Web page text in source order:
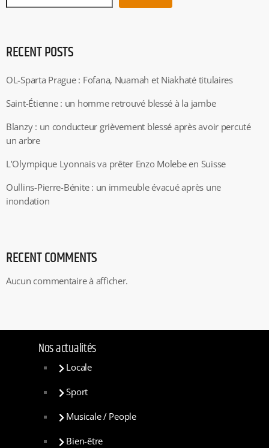
RECENT POSTS
OL-Sparta Prague : Fofana, Nuamah et Niakhaté titulaires
Saint-Étienne : un homme retrouvé blessé à la jambe
Blanzy : un conducteur grièvement blessé après avoir percuté
un arbre
L’Olympique Lyonnais va prêter Enzo Molebe en Suisse
Oullins-Pierre-Bénite : un immeuble évacué après une
inondation
RECENT COMMENTS
Aucun commentaire à afficher.
Nos actualités
Locale
Sport
Musicale / People
Bien-être